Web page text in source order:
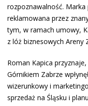
rozpoznawalność.
reklamowana przez
tym, w ramach umowy,
z lóż biznesowych Areny
Roman Kapica
Górnikiem Zabrze
wizerunkowy i
sprzedaż na Śląsku i